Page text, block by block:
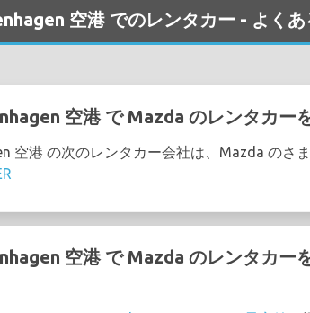
空港 でのレンタカー - よくあ
空港 で Mazda のレンタカー
空港 の次のレンタカー会社は、Mazda のさ
空港 で Mazda のレンタカー